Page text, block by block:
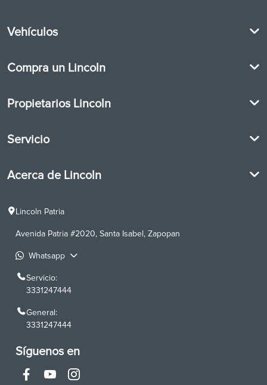
Vehículos
2026 Lincoln NAUTILUS
Compra un Lincoln
Cotización
Propietarios Lincoln
Asistencia 24 hrs
Lincoln D-Tect
Abastecimiento Express de partes
Servicio
Servicio Lincoln
Acerca de Lincoln
Lincoln Patria
Avenida Patria #2020, Santa Isabel, Zapopan
Whatsapp
Servicio:
3331247444
General:
3331247444
Síguenos en